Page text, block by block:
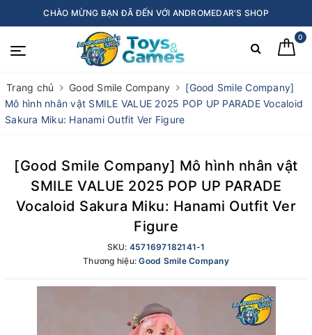
CHÀO MỪNG BẠN ĐÃ ĐẾN VỚI ANDROMEDAR'S SHOP
0
Trang chủ Good Smile Company
[Good Smile Company]
Mô hình nhân vật SMILE VALUE 2025 POP UP PARADE Vocaloid
Sakura Miku: Hanami Outfit Ver Figure
[Good Smile Company] Mô hình nhân vật
SMILE VALUE 2025 POP UP PARADE
Vocaloid Sakura Miku: Hanami Outfit Ver
Figure
SKU: 4571697182141-1
Thương hiệu:Good Smile Company